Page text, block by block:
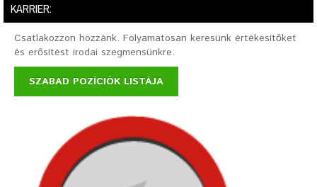
KARRIER:
Csatlakozzon hozzánk. Folyamatosan keresünk értékesítőket
és erősítést irodai szegmensünkre.
SZABAD POZÍCIÓK LISTÁJA